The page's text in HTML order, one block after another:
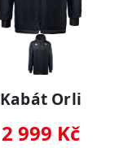
Kabát Orli
2 999 Kč